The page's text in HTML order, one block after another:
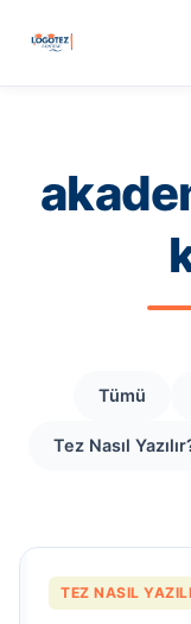
Tümü
Tez Nasıl
TEZ NASIL